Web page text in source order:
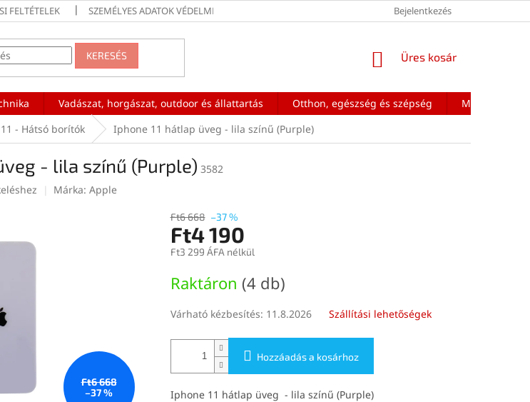
FELTÉTELEK SZEMÉLYES ADATOK VÉDELMÉNEK FELTÉTELEI Bejelentkezés
KERESÉS KOSÁR
Üres kosár
Vadászat, horgászat, outdoor és állattartás Otthon, egészség és szépség
Mobiltelefon
- Hátsó borítók Iphone 11 hátlap üveg - lila színű (Purple)
- lila színű (Purple) 3582
Márka: Apple
Ft6 668
–37 %
Ft6 668 –37 %
Ft4 190
Ft3 299 ÁFA nélkül
Raktáron (4 db)
Várható kézbesítés: 11.8.2026 Szállítási lehetőségek
Hozzáadás a kosárhoz
Iphone 11 hátlap üveg - lila színű (Purple)